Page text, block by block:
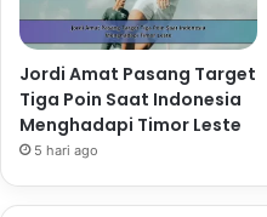
Jordi Amat Pasang Target
Tiga Poin Saat Indonesia
Menghadapi Timor Leste
5 hari ago